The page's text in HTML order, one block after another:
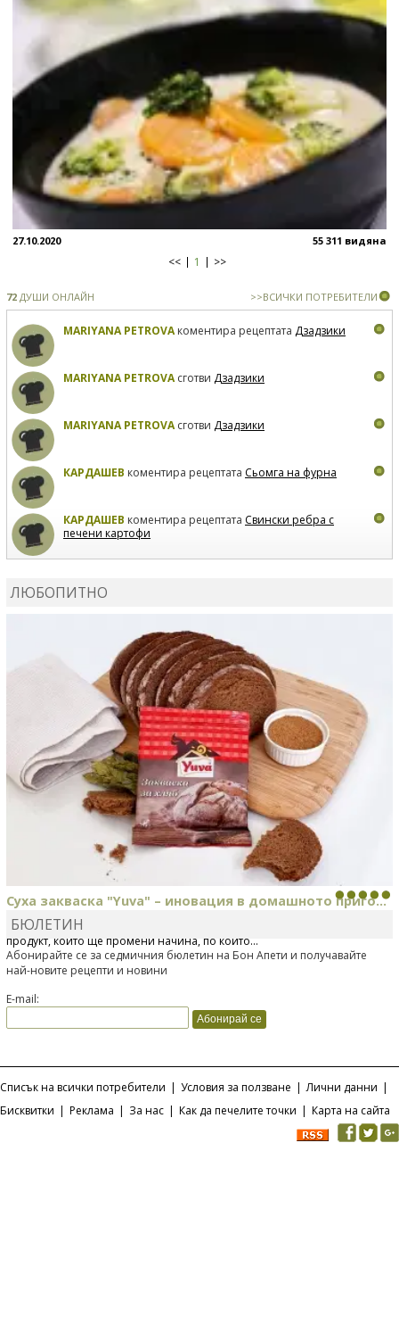
27.10.2020 55 311 видяна
<< 1 >>
72 ДУШИ ОНЛАЙН >>ВСИЧКИ ПОТРЕБИТЕЛИ
MARIYANA PETROVAкоментира рецептата Дзадзики
MARIYANA PETROVAсготви Дзадзики
MARIYANA PETROVAсготви Дзадзики
КАРДАШЕВ коментира рецептата Сьомга на фурна
КАРДАШЕВ коментира рецептата Свински ребра с
печени картофи
ЛЮБОПИТНО
Суха закваска "Yuva" – иновация в домашното приго...
Отскоро Лесафр България стартира предлагането на изцяло нов
продукт, който ще промени начина, по който...
БЮЛЕТИН
Абонирайте се за седмичния бюлетин на Бон Апети и получавайте
най-новите рецепти и новини
E-mail:
Списък на всички потребители | Условия за ползване | Лични данни |
Бисквитки | Реклама | За нас | Как да печелите точки | Карта на сайта